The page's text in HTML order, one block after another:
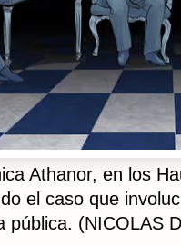
Athanor, en los
el caso que
pública. (NICOLAS